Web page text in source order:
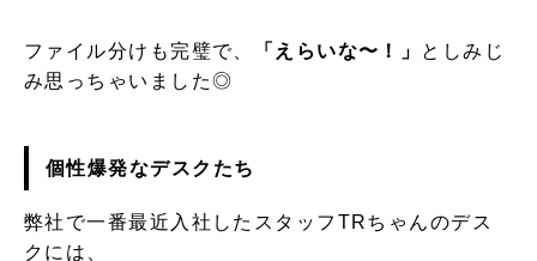
ファイル分けも完璧で、 「えらいな〜！」 としみじ
み思っちゃいました◎
個性爆発なデスクたち
弊社で一番最近入社したスタッフTRちゃんのデス
クには、